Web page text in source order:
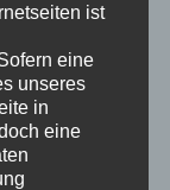
ist
eine
unseres
in
eine